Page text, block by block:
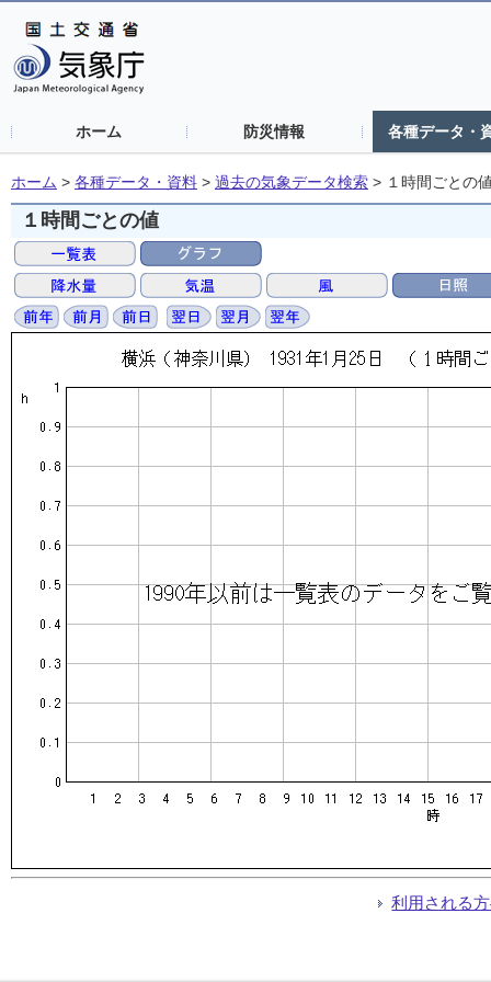
ホーム 防災情報 各種データ・
ホーム > 各種データ・資料 > 過去の気象データ検索 > １時間ごとの
１時間ごとの値
利用される